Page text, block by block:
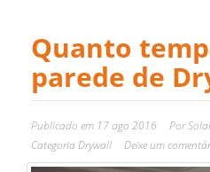
Quanto
parede de
Publicado em 17 ago 2016 Por
Categoria Drywall Deixe um